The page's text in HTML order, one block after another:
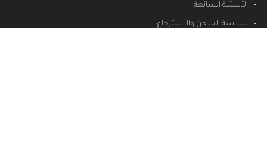
الأسئلة الشائعة
سياسة الشحن والاسترجاع